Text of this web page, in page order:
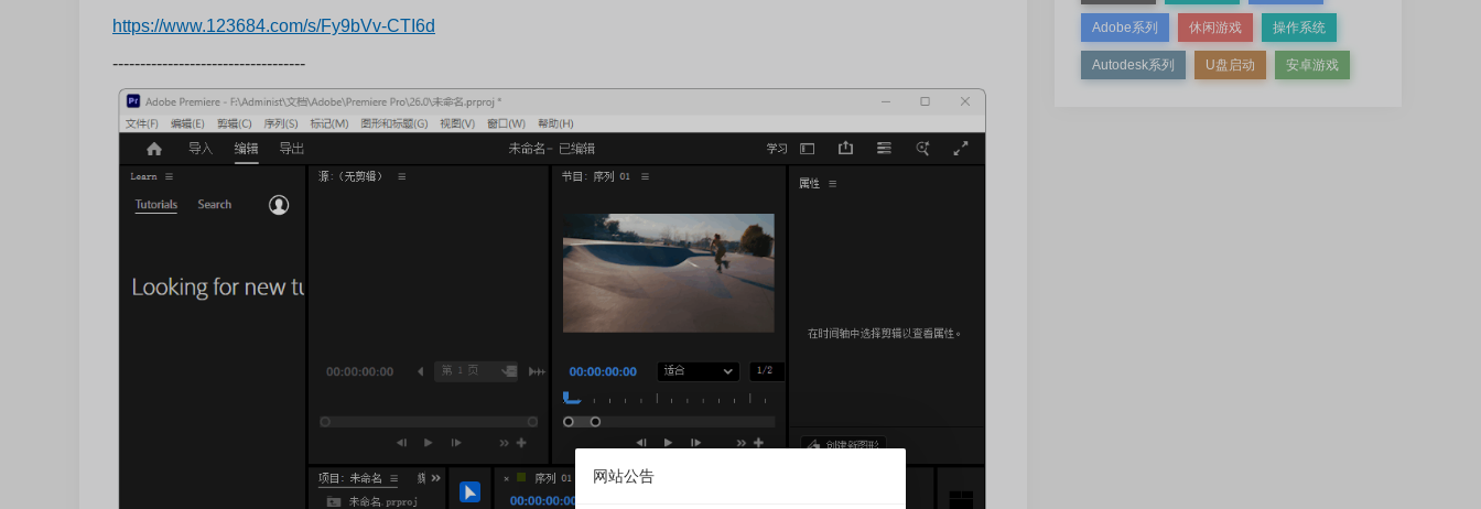
https://www.123684.com/s/Fy9bVv-CTI6d
-----------------------------------
Adobe系列 休闲游戏 操作系统
Autodesk系列 U盘启动 安卓游戏
网站公告